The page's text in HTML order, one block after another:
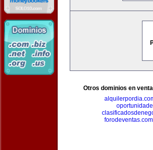
Otros dominios en
forodeventas.com